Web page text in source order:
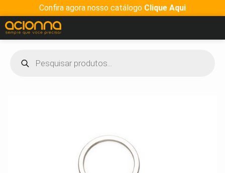
Confira agora nosso catálogo Clique Aqui